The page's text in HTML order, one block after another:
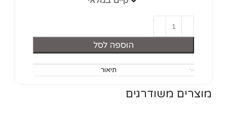
הוספה לסל
תיאור
מוצרים משודרגים